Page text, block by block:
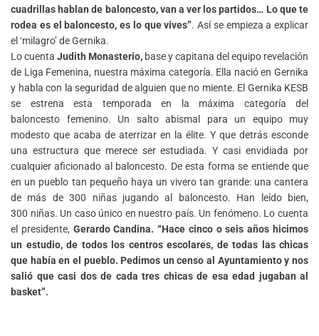
cuadrillas hablan de baloncesto, van a ver los partidos… Lo que te
rodea es el baloncesto, es lo que vives”. Así se empieza a explicar
el ‘milagro’ de Gernika.
Lo cuenta Judith Monasterio, base y capitana del equipo revelación
de Liga Femenina, nuestra máxima categoría. Ella nació en Gernika
y habla con la seguridad de alguien que no miente. El Gernika KESB
se estrena esta temporada en la máxima categoría del
baloncesto femenino. Un salto abismal para un equipo muy
modesto que acaba de aterrizar en la élite. Y que detrás esconde
una estructura que merece ser estudiada. Y casi envidiada por
cualquier aficionado al baloncesto. De esta forma se entiende que
en un pueblo tan pequeño haya un vivero tan grande: una cantera
de más de 300 niñas jugando al baloncesto. Han leído bien,
300 niñas. Un caso único en nuestro país. Un fenómeno. Lo cuenta
el presidente, Gerardo Candina. “Hace cinco o seis años hicimos
un estudio, de todos los centros escolares, de todas las chicas
que había en el pueblo. Pedimos un censo al Ayuntamiento y nos
salió que casi dos de cada tres chicas de esa edad jugaban al
basket”.